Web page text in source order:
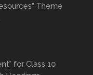
Theme
for Class 10